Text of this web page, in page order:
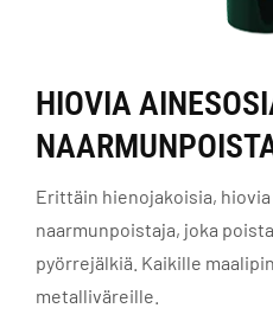
HIOVIA
Erittäin hienojakoisia,
naarmunpoistaja, joka
pyörrejälkiä. Kaikille
metalliväreille.